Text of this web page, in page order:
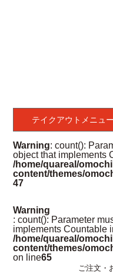
テイクアウトメニュー
Warning: count():
object that implements
/home/quareal/
content/themes/
47
Warning
: count(): Parameter
implements Countable
/home/quareal/
content/themes/
on line65
ご注文・